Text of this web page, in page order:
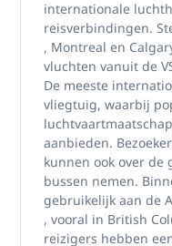
internationale
reisverbindingen.
, Montreal en
vluchten vanuit de
De meeste
vliegtuig, waarbij
aanbieden.
kunnen ook over
bussen nemen.
gebruikelijk aan de
, vooral in British
reizigers hebben